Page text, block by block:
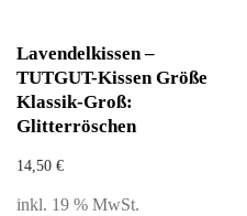
Lavendelkissen –
TUTGUT-Kissen Größe
Klassik-Groß:
Glitterröschen
14,50 €
inkl. 19 % MwSt.